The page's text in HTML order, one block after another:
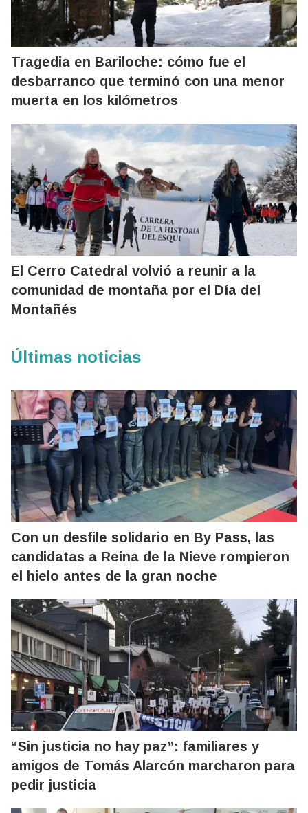
Tragedia en Bariloche: cómo fue el
desbarranco que terminó con una menor
muerta en los kilómetros
El Cerro Catedral volvió a reunir a la
comunidad de montaña por el Día del
Montañés
Últimas noticias
Con un desfile solidario en By Pass, las
candidatas a Reina de la Nieve rompieron
el hielo antes de la gran noche
“Sin justicia no hay paz”: familiares y
amigos de Tomás Alarcón marcharon para
pedir justicia